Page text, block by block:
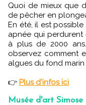
Quoi de mieux que
de pêcher en
En été, il est
apnée qui
à plus de 2000
observez comment
algues du fond
👉 Plus d'infos ici
Musée d'art Simose